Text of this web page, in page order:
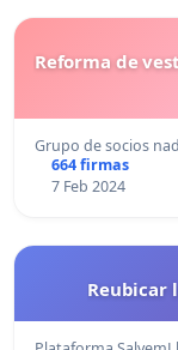
Reforma de
Grupo de socios
664 firmas
7 Feb 2024
Reubicar